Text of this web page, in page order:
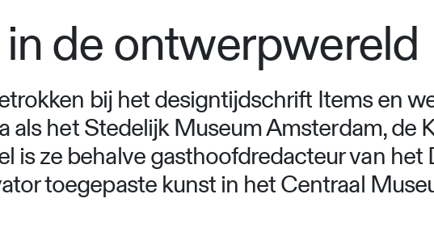
de ontwerpwereld
bij het designtijdschrift Items en
als het Stedelijk Museum Amsterdam, de
is ze behalve gasthoofdredacteur van het
toegepaste kunst in het Centraal